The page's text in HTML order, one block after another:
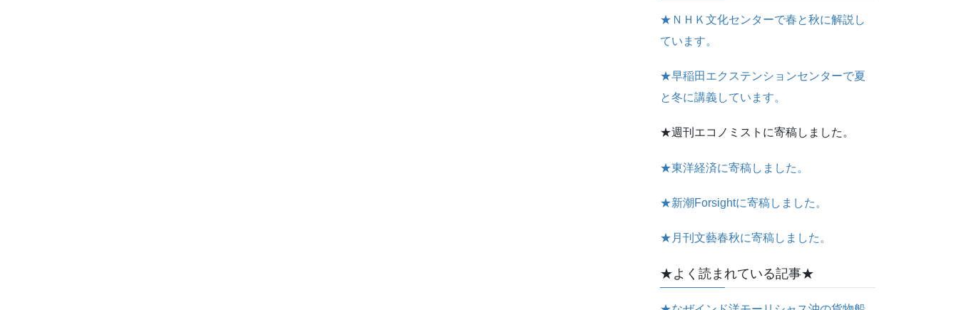
★ＮＨＫ文化センターで春と秋に解説し
ています。
★早稲田エクステンションセンターで夏
と冬に講義しています。
★週刊エコノミストに寄稿しました。
★東洋経済に寄稿しました。
★新潮Forsightに寄稿しました。
★月刊文藝春秋に寄稿しました。
★よく読まれている記事★